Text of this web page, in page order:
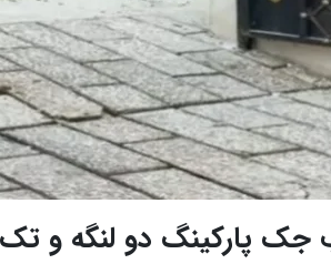
پارکینگ دو لنگه و تک